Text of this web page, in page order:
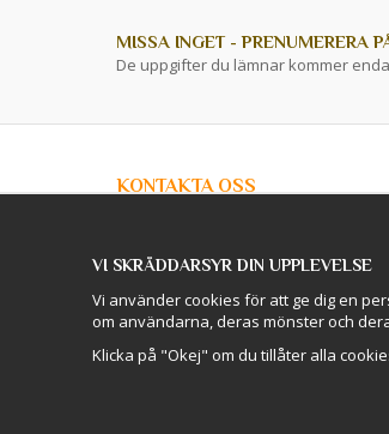
MISSA INGET - PRENUMERERA
De uppgifter du lämnar kommer
KONTAKTA OSS
Följ oss på Instagram!
VI SKRÄDDARSYR DIN UPPLEVELSE
Vi använder cookies för att ge dig en
om användarna, deras mönster och
Klicka på "Okej" om du tillåter alla